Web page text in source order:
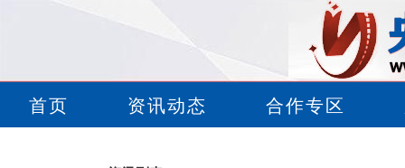
首页 资讯动态 合作专区